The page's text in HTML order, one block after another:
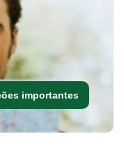
importantes